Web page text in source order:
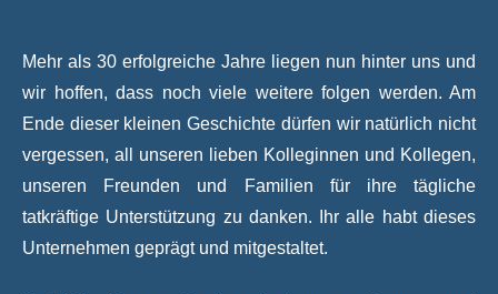
Mehr als 30 erfolgreiche Jahre liegen nun hinter uns und
wir hoffen, dass noch viele weitere folgen werden. Am
Ende dieser kleinen Geschichte dürfen wir natürlich nicht
vergessen, all unseren lieben Kolleginnen und Kollegen,
unseren Freunden und Familien für ihre tägliche
tatkräftige Unterstützung zu danken. Ihr alle habt dieses
Unternehmen geprägt und mitgestaltet.